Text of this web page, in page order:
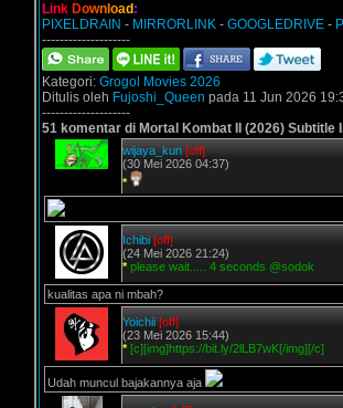
Link Down oad :
PIXELDRAIN - MIRRORLINK - GOOGLEDRIVE -
--------------------
Kategori: Grogol Movies 2026
Ditulis oleh Fujoshi_Queen pada 11 Jun 2026
--------------------
51 komentar di Mortal Kombat II (2026) Subtitle
wijaya_kun [off]
(30 Mei 2026 04:37)
*
Ichibi [off]
(24 Mei 2026 21:24)
* please wait..... 4 seconds @sodok
kualitas apa ni mbah?
Yoichii [off]
(23 Mei 2026 15:44)
* [c][img]https://bit.ly/2lLB7wK[/img][/c]
Udah muncul bajakannya aja